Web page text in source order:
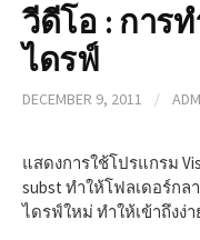
วีดีโอ : การ
ไดรฟ์
DECEMBER 9, 2011 /
แสดงการใช้โปรแกรม
subst ทำให้โฟลเดอร์กล
ไดรฟ์ใหม่ ทำให้เข้าถึงง่า